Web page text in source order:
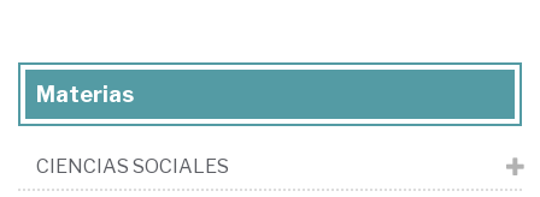
Materias
CIENCIAS SOCIALES